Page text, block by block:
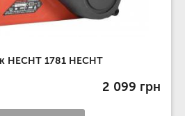
1781 HECHT
2 099 грн